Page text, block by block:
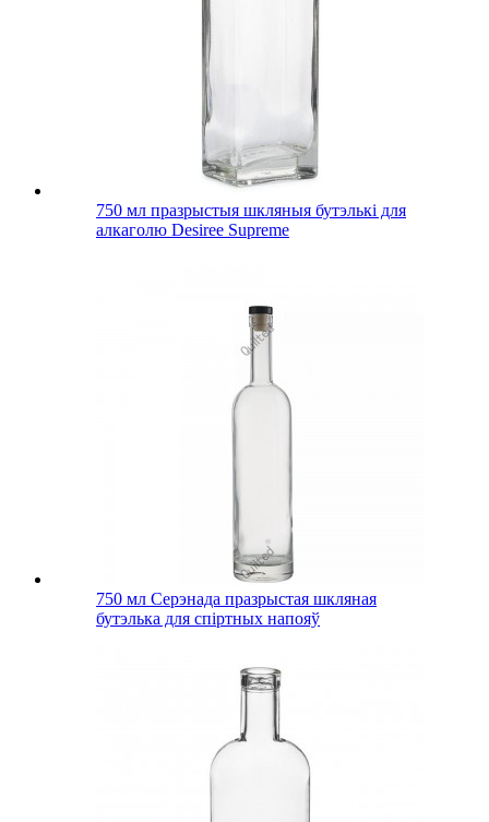
750 мл празрыстыя шкляныя бутэлькі для
алкаголю Desiree Supreme
750 мл Серэнада празрыстая шкляная
бутэлька для спіртных напояў